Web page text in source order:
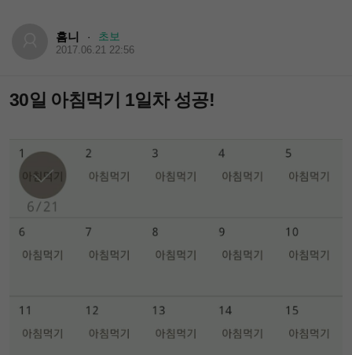
흠니 · 초보
2017.06.21 22:56
30일 아침먹기 1일차 성공!